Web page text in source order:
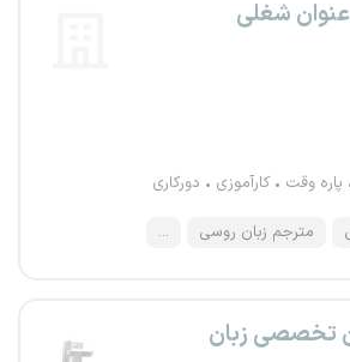
پاره وقت کارآموزی دورکاری
مترجم زبان روسی ...
تخصصی زبان